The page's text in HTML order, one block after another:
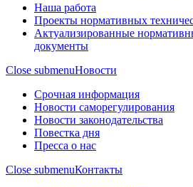
Наша работа
Проекты нормативных
Актуализированные
документы
Close submenuНовости
Срочная информация
Новости саморегулирования
Новости законодательства
Повестка дня
Пресса о нас
Close submenuКонтакты